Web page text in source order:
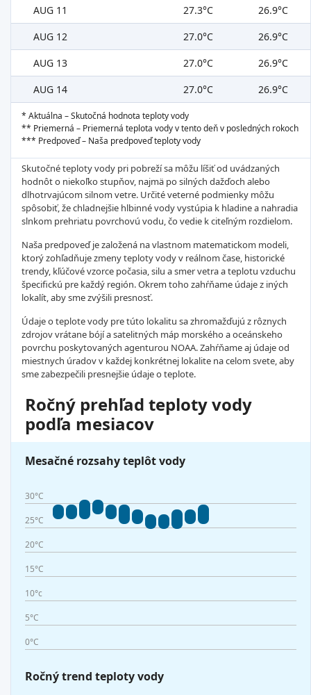
AUG 11 27.3°C
26.9°C
AUG 12
27.0°C
26.9°C
AUG 13
27.0°C
26.9°C
AUG 14
27.0°C 26.9°C
* Aktuálna – Skutočná hodnota teploty vody
** Priemerná – Priemerná teplota vody v tento deň v posledných rokoch
*** Predpoveď – Naša predpoveď teploty vody
Skutočné teploty vody pri pobreží sa môžu líšiť od uvádzaných
hodnôt o niekoľko stupňov, najmä po silných dažďoch alebo
dlhotrvajúcom silnom vetre. Určité veterné podmienky môžu
spôsobiť, že chladnejšie hlbinné vody vystúpia k hladine a nahradia
slnkom prehriatu povrchovú vodu, čo vedie k citeľným rozdielom.
Naša predpoveď je založená na vlastnom matematickom modeli,
ktorý zohľadňuje zmeny teploty vody v reálnom čase, historické
trendy, kľúčové vzorce počasia, silu a smer vetra a teplotu vzduchu
špecifickú pre každý región. Okrem toho zahŕňame údaje z iných
lokalít, aby sme zvýšili presnosť.
Údaje o teplote vody pre túto lokalitu sa zhromažďujú z rôznych
zdrojov vrátane bójí a satelitných máp morského a oceánskeho
povrchu poskytovaných agenturou NOAA. Zahŕňame aj údaje od
miestnych úradov v každej konkrétnej lokalite na celom svete, aby
sme zabezpečili presnejšie údaje o teplote.
Ročný prehľad teploty vody
podľa mesiacov
Mesačné rozsahy teplôt vody
30°C
25°C
20°C
15°C
10°c
5°C
0°C
Ročný trend teploty vody